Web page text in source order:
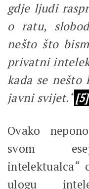
gdje ljudi
o ratu,
nešto što
privatni
kada se nešto
javni svijet.“[5]
Ovako
svom
intelektualca“
ulogu